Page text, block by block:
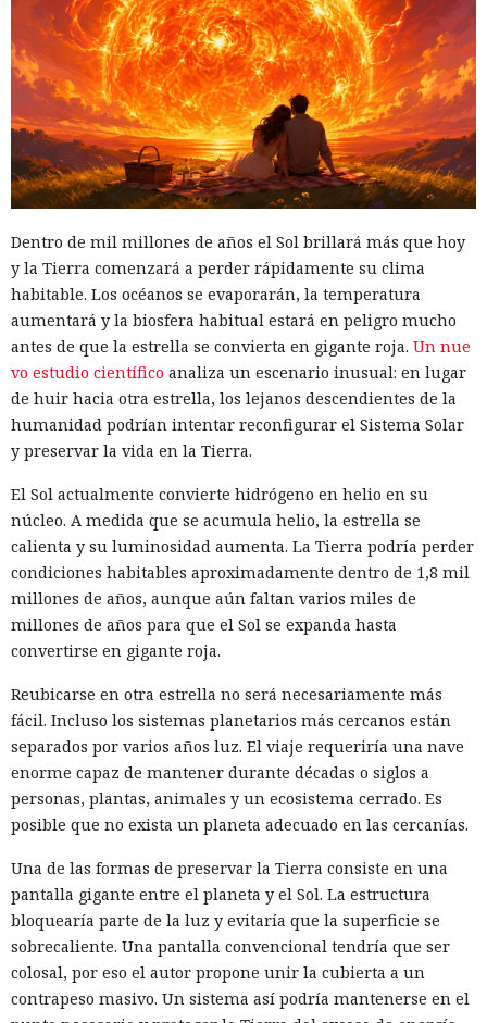
Dentro de mil millones de años el Sol brillará más que hoy
y la Tierra comenzará a perder rápidamente su clima
habitable. Los océanos se evaporarán, la temperatura
aumentará y la biosfera habitual estará en peligro mucho
antes de que la estrella se convierta en gigante roja. Un nue
vo estudio científico analiza un escenario inusual: en lugar
de huir hacia otra estrella, los lejanos descendientes de la
humanidad podrían intentar reconfigurar el Sistema Solar
y preservar la vida en la Tierra.
El Sol actualmente convierte hidrógeno en helio en su
núcleo. A medida que se acumula helio, la estrella se
calienta y su luminosidad aumenta. La Tierra podría perder
condiciones habitables aproximadamente dentro de 1,8 mil
millones de años, aunque aún faltan varios miles de
millones de años para que el Sol se expanda hasta
convertirse en gigante roja.
Reubicarse en otra estrella no será necesariamente más
fácil. Incluso los sistemas planetarios más cercanos están
separados por varios años luz. El viaje requeriría una nave
enorme capaz de mantener durante décadas o siglos a
personas, plantas, animales y un ecosistema cerrado. Es
posible que no exista un planeta adecuado en las cercanías.
Una de las formas de preservar la Tierra consiste en una
pantalla gigante entre el planeta y el Sol. La estructura
bloquearía parte de la luz y evitaría que la superficie se
sobrecaliente. Una pantalla convencional tendría que ser
colosal, por eso el autor propone unir la cubierta a un
contrapeso masivo. Un sistema así podría mantenerse en el